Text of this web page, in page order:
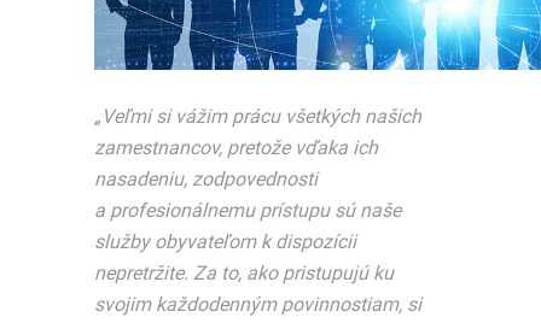
„Veľmi si vážim prácu všetkých našich
zamestnancov, pretože vďaka ich
nasadeniu, zodpovednosti
a profesionálnemu prístupu sú naše
služby obyvateľom k dispozícii
nepretržite. Za to, ako pristupujú ku
svojim každodenným povinnostiam, si